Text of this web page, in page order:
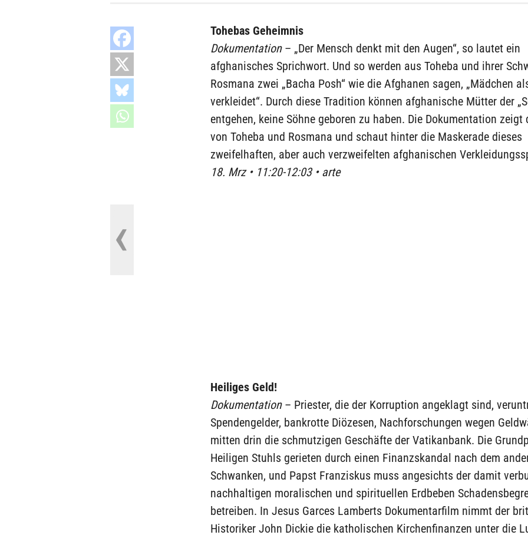
Tohebas Geheimnis
Dokumentation – „Der Mensch denkt mit den Augen“, so lautet ein
afghanisches Sprichwort. Und so werden aus Toheba und ihrer
Rosmana zwei „Bacha Posh“ wie die Afghanen sagen, „Mädchen
verkleidet“. Durch diese Tradition können afghanische Mütter der
entgehen, keine Söhne geboren zu haben. Die Dokumentation zeigt
von Toheba und Rosmana und schaut hinter die Maskerade dieses
zweifelhaften, aber auch verzweifelten afghanischen
18. Mrz • 11:20-12:03 • arte
Heiliges Geld!
Dokumentation – Priester, die der Korruption angeklagt sind,
Spendengelder, bankrotte Diözesen, Nachforschungen wegen
mitten drin die schmutzigen Geschäfte der Vatikanbank. Die
Heiligen Stuhls gerieten durch einen Finanzskandal nach dem
Schwanken, und Papst Franziskus muss angesichts der damit
nachhaltigen moralischen und spirituellen Erdbeben
betreiben. In Jesus Garces Lamberts Dokumentarfilm nimmt der
Historiker John Dickie die katholischen Kirchenfinanzen unter die